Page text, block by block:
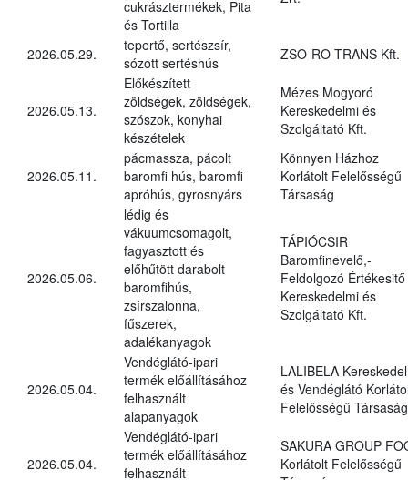
cukrásztermékek, Pita
és Tortilla
2026.05.29.
tepertő, sertészsír,
sózott sertéshús
ZSO-RO TRANS Kft.
2026.05.13.
Előkészített
zöldségek, zöldségek,
szószok, konyhai
készételek
Mézes Mogyoró
Kereskedelmi és
Szolgáltató Kft.
2026.05.11.
pácmassza, pácolt
baromfi hús, baromfi
apróhús, gyrosnyárs
Könnyen Házhoz
Korlátolt Felelősségű
Társaság
2026.05.06.
lédig és
vákuumcsomagolt,
fagyasztott és
előhűtött darabolt
baromfihús,
zsírszalonna,
fűszerek,
adalékanyagok
TÁPIÓCSIR
Baromfinevelő,-
Feldolgozó Értékesitő
Kereskedelmi és
Szolgáltató Kft.
2026.05.04.
Vendéglátó-ipari
termék előállításához
felhasznált
alapanyagok
LALIBELA
és Vendéglátó
Felelősségű Társaság
2026.05.04.
Vendéglátó-ipari
termék előállításához
felhasznált
SAKURA GROUP
Korlátolt Felelősségű